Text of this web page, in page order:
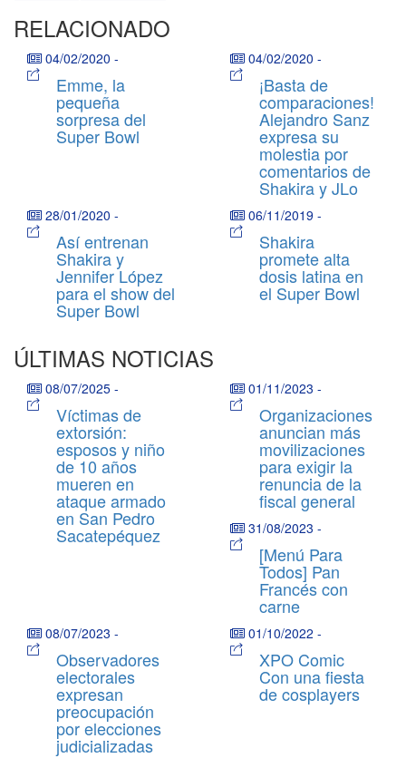
RELACIONADO
04/02/2020 -
Emme, la
pequeña
sorpresa del
Super Bowl
04/02/2020 -
¡Basta de
comparaciones!
Alejandro Sanz
expresa su
molestia por
comentarios de
Shakira y JLo
28/01/2020 -
Así entrenan
Shakira y
Jennifer López
para el show del
Super Bowl
06/11/2019 -
Shakira
promete alta
dosis latina en
el Super Bowl
ÚLTIMAS NOTICIAS
08/07/2025 -
Víctimas de
extorsión:
esposos y niño
de 10 años
mueren en
ataque armado
en San Pedro
Sacatepéquez
01/11/2023 -
Organizaciones
anuncian más
movilizaciones
para exigir la
renuncia de la
fiscal general
31/08/2023 -
[Menú Para
Todos] Pan
Francés con
carne
08/07/2023 -
Observadores
electorales
expresan
preocupación
por elecciones
judicializadas
01/10/2022 -
XPO Comic
Con una fiesta
de cosplayers